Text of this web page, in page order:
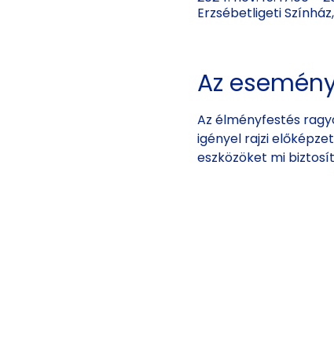
Erzsébetligeti
Az
Az élményfestés
igényel rajzi
eszközöket mi